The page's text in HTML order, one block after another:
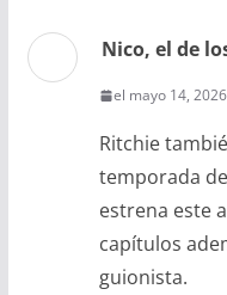
Nico, el de
el mayo 14,
Ritchie
temporada
estrena este
capítulos
guionista.